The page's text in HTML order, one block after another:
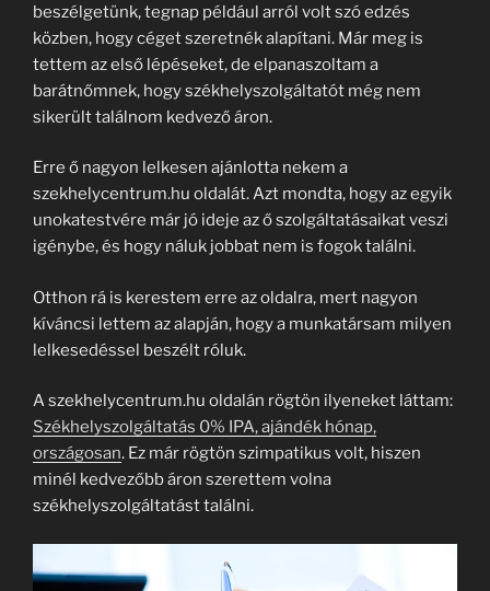
beszélgetünk, tegnap például arról volt szó edzés
közben, hogy céget szeretnék alapítani. Már meg is
tettem az első lépéseket, de elpanaszoltam a
barátnőmnek, hogy székhelyszolgáltatót még nem
sikerült találnom kedvező áron.
Erre ő nagyon lelkesen ajánlotta nekem a
szekhelycentrum.hu oldalát. Azt mondta, hogy az egyik
unokatestvére már jó ideje az ő szolgáltatásaikat veszi
igénybe, és hogy náluk jobbat nem is fogok találni.
Otthon rá is kerestem erre az oldalra, mert nagyon
kíváncsi lettem az alapján, hogy a munkatársam milyen
lelkesedéssel beszélt róluk.
A szekhelycentrum.hu oldalán rögtön ilyeneket láttam:
Székhelyszolgáltatás 0% IPA, ajándék hónap,
országosan. Ez már rögtön szimpatikus volt, hiszen
minél kedvezőbb áron szerettem volna
székhelyszolgáltatást találni.